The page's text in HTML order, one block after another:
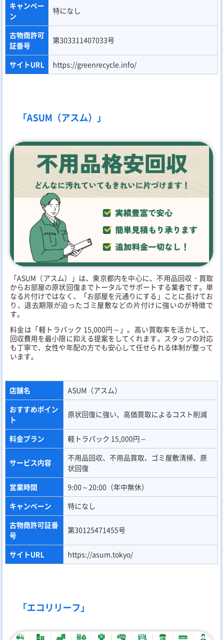
キャンペー
ン
特になし
古物商許可
証番号
第303311407033号
サイトURL https://greenrecycle.info/
「ASUM（アスム）」
「ASUM（アスム）」は、東京都内を中心に、不用品回収・買取
からお部屋の原状回復までトータルでサポートする業者です。単
なる片付けではなく、「お部屋を元通りにする」ことに長けてお
り、退去期限が迫ったゴミ屋敷などの片付けに強いのが特徴で
す。
料金は「軽トラパック 15,000円～」。高い買取率を活かして、
回収費用を最小限に抑える提案をしてくれます。スタッフの対応
も丁寧で、女性や年配の方でも安心して任せられる体制が整って
います。
店舗名
ASUM（アスム）
おすすめポイン
ト
原状回復に強い、高価買取によるコスト削減
料金プラン 軽トラパック 15,000円～
サービス内容
不用品回収、不用品買取、ゴミ屋敷清掃、原
状回復
営業時間
9:00～20:00（年中無休）
キャンペーン
特になし
古物商許可証番
号
第30125471455号
サイトURL https://asum.tokyo/
「エコリリーフ」